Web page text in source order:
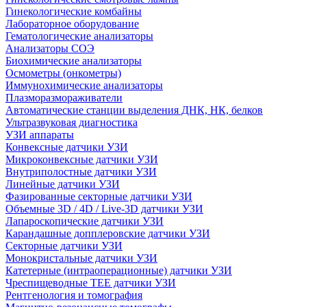
Гинекологические комбайны
Лабораторное оборудование
Гематологические анализаторы
Анализаторы СОЭ
Биохимические анализаторы
Осмометры (онкометры)
Иммунохимические анализаторы
Плазморазмораживатели
Автоматические станции выделения ДНК, НК, белков
Ультразвуковая диагностика
УЗИ аппараты
Конвексные датчики УЗИ
Микроконвексные датчики УЗИ
Внутриполостные датчики УЗИ
Линейные датчики УЗИ
Фазированные секторные датчики УЗИ
Объемные 3D / 4D / Live-3D датчики УЗИ
Лапароскопические датчики УЗИ
Карандашные допплеровские датчики УЗИ
Секторные датчики УЗИ
Монокристальные датчики УЗИ
Катетерные (интраоперационные) датчики УЗИ
Чреспищеводные TEE датчики УЗИ
Рентгенология и томография